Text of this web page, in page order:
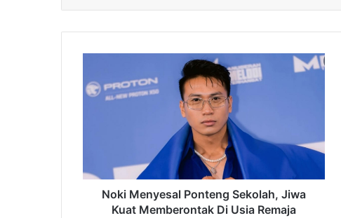
Ponteng
Sekolah,
Usia
RemajaNoki Menyesal Ponteng Sekolah, Jiwa
Kuat Memberontak Di Usia Remaja